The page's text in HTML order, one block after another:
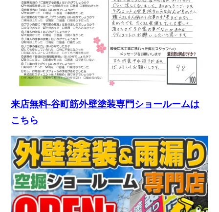
来店無料-谷町筋外壁塗装専門ショールームは
こちら